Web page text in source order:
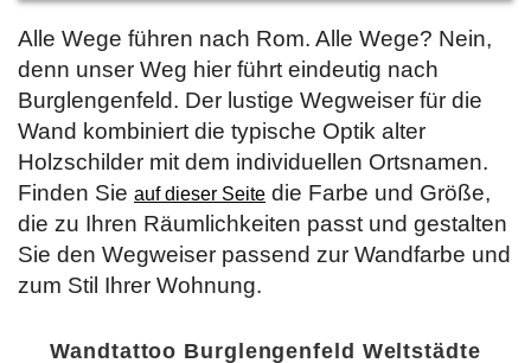
Alle Wege führen nach Rom. Alle Wege? Nein,
denn unser Weg hier führt eindeutig nach
Burglengenfeld. Der lustige Wegweiser für die
Wand kombiniert die typische Optik alter
Holzschilder mit dem individuellen Ortsnamen.
Finden Sie auf dieser Seite die Farbe und Größe,
die zu Ihren Räumlichkeiten passt und gestalten
Sie den Wegweiser passend zur Wandfarbe und
zum Stil Ihrer Wohnung.
Wandtattoo Burglengenfeld Weltstädte